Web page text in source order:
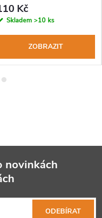
Kč
Skladem >10 ks
ZOBRAZIT
novinkách
ODEBÍRAT